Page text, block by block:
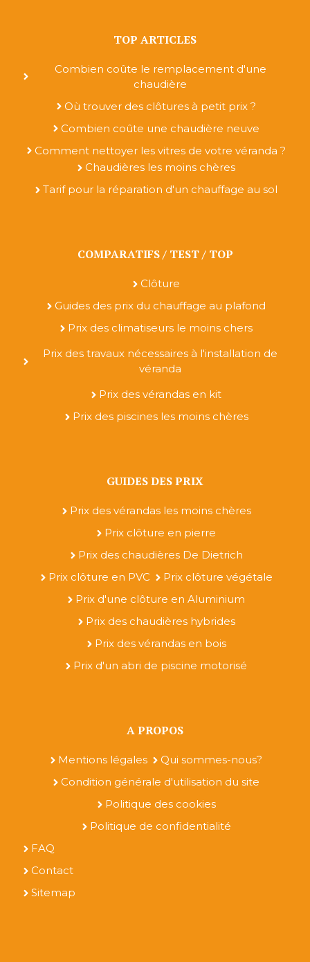
TOP ARTICLES
Combien coûte le remplacement d'une
chaudière
Où trouver des clôtures à petit prix ?
Combien coûte une chaudière neuve
Comment nettoyer les vitres de votre véranda ?
Chaudières les moins chères
Tarif pour la réparation d'un chauffage au sol
COMPARATIFS / TEST / TOP
Clôture
Guides des prix du chauffage au plafond
Prix des climatiseurs le moins chers
Prix des travaux nécessaires à l'installation de
véranda
Prix des vérandas en kit
Prix des piscines les moins chères
GUIDES DES PRIX
Prix des vérandas les moins chères
Prix clôture en pierre
Prix des chaudières De Dietrich
Prix clôture en PVC
Prix clôture végétale
Prix d'une clôture en Aluminium
Prix des chaudières hybrides
Prix des vérandas en bois
Prix d'un abri de piscine motorisé
A PROPOS
Mentions légales
Qui sommes-nous?
Condition générale d'utilisation du site
Politique des cookies
Politique de confidentialité
FAQ
Contact
Sitemap